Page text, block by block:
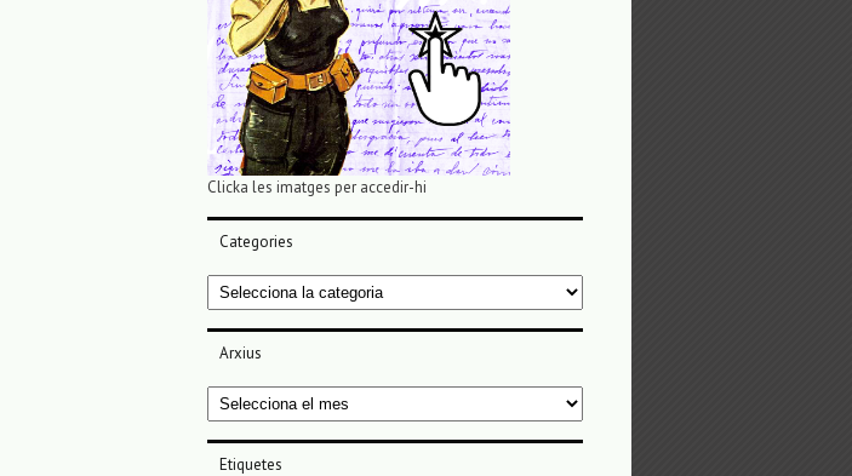
Clicka les imatges per accedir-hi
Categories
Categories
Arxius
Arxius
Etiquetes